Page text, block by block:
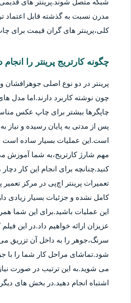
مدرن نسبت به گذشته قابل اعتماد
کلی،پرینتر های گران قیمت برای
چگونه کارتریج پرینتر را انجام
پرینتر در دو نوع اصلی جوهرافشان
چون نوشته کاربرد دارند.اما مدل
چاپگرها بیشتر برای چاپ عکس
پس از مدتی به پایان رسیده و نیاز
است.این عملیات بسیار ساده است و
مهم شارژ کارتریج،به شما آموزش
کنید.چنانچه برای انجام این کار
تعمیرات پرینتر اچ‌پی در مرکز
کامل نشده و جزئیات بسیار زیادی
این عملیات باشید.برای این شما
عزیزان ارائه خواهیم داد.در این
سرنگ،جوهر را به داخل آن تزریق
شود.تماشای مراحل کار شما را با
می شوید.به این ترتیب در صورت
اشتباه انجام دهید.در بخش های